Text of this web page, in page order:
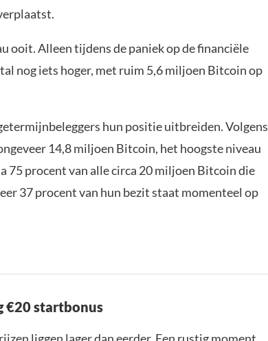
ooit. Alleen tijdens de paniek op de financiële
nog iets hoger, met ruim 5,6 miljoen Bitcoin op
hun positie uitbreiden. Volgens
14,8 miljoen Bitcoin, het hoogste niveau
75 procent van alle circa 20 miljoen Bitcoin die
37 procent van hun bezit staat momenteel op
€20 startbonus
liggen lager dan eerder. Een rustig moment